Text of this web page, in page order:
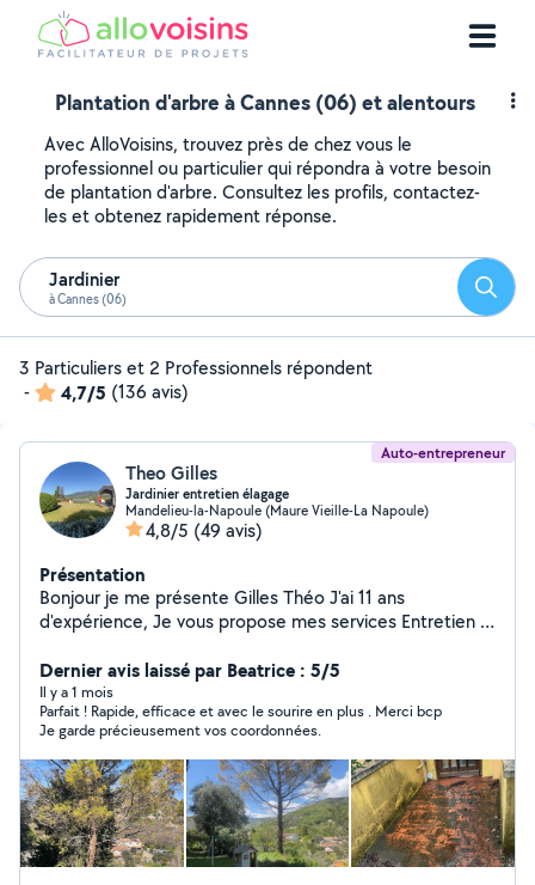
Plantation d'arbre à Cannes (06) et alentours
Avec AlloVoisins, trouvez près de chez vous le
professionnel ou particulier qui répondra à votre besoin
de plantation d'arbre. Consultez les profils, contactez-
les et obtenez rapidement réponse.
Jardinier
à Cannes (06)
3 Particuliers et 2 Professionnels répondent
-
4,7/5 (136 avis)
Auto-entrepreneur
Theo Gilles
Jardinier entretien élagage
Mandelieu-la-Napoule (Maure Vieille-La Napoule)
4,8/5 (49 avis)
Présentation
Bonjour je me présente Gilles Théo J'ai 11 ans
d'expérience, Je vous propose mes services Entretien :
,évacuation des déchet ,élagage Je suis auto
entrepreneur Tarif /35 de l'heure pour 2 personnes Ou
forfait Celon la prestation
Dernier avis laissé par Beatrice : 5/5
Il y a 1 mois
Parfait ! Rapide, efficace et avec le sourire en plus . Merci bcp
Je garde précieusement vos coordonnées.